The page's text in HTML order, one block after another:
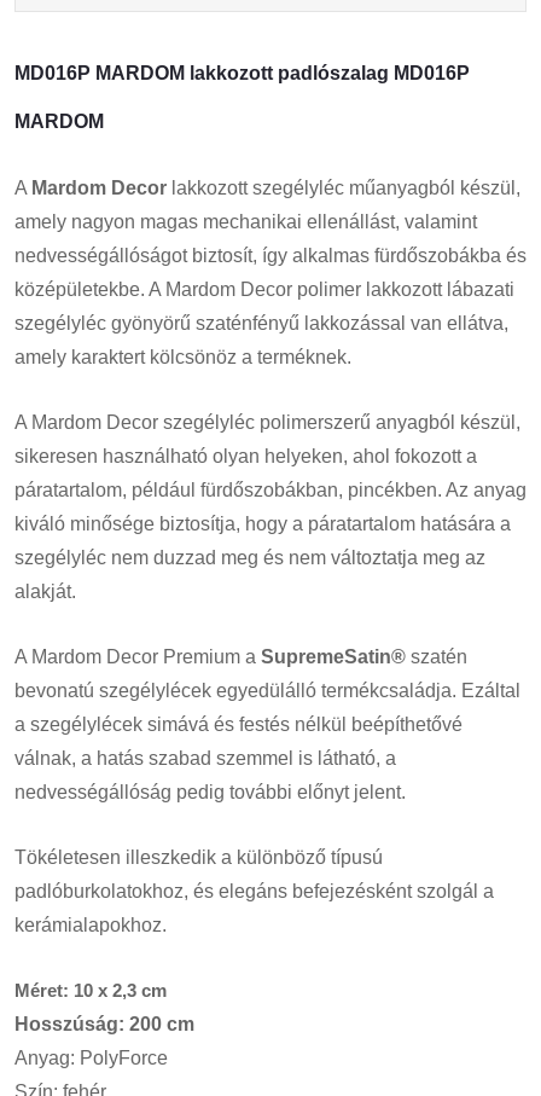
MD016P MARDOM lakkozott padlószalag MD016P
MARDOM
A Mardom Decor lakkozott szegélyléc műanyagból készül,
amely nagyon magas mechanikai ellenállást, valamint
nedvességállóságot biztosít, így alkalmas fürdőszobákba és
középületekbe. A Mardom Decor polimer lakkozott lábazati
szegélyléc gyönyörű szaténfényű lakkozással van ellátva,
amely karaktert kölcsönöz a terméknek.
A Mardom Decor szegélyléc polimerszerű anyagból készül,
sikeresen használható olyan helyeken, ahol fokozott a
páratartalom, például fürdőszobákban, pincékben. Az anyag
kiváló minősége biztosítja, hogy a páratartalom hatására a
szegélyléc nem duzzad meg és nem változtatja meg az
alakját.
A Mardom Decor Premium a SupremeSatin® szatén
bevonatú szegélylécek egyedülálló termékcsaládja. Ezáltal
a szegélylécek simává és festés nélkül beépíthetővé
válnak, a hatás szabad szemmel is látható, a
nedvességállóság pedig további előnyt jelent.
Tökéletesen illeszkedik a különböző típusú
padlóburkolatokhoz, és elegáns befejezésként szolgál a
kerámialapokhoz.
Méret: 10 x 2,3 cm
Hosszúság: 200 cm
Anyag: PolyForce
Szín: fehér